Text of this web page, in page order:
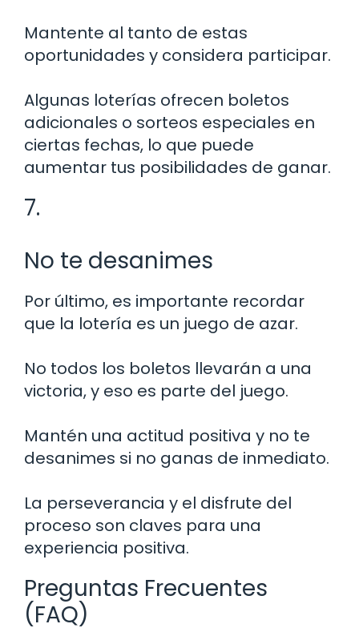
Mantente al tanto de estas
oportunidades y considera participar.
Algunas loterías ofrecen boletos
adicionales o sorteos especiales en
ciertas fechas, lo que puede
aumentar tus posibilidades de ganar.
7.
No te desanimes
Por último, es importante recordar
que la lotería es un juego de azar.
No todos los boletos llevarán a una
victoria, y eso es parte del juego.
Mantén una actitud positiva y no te
desanimes si no ganas de inmediato.
La perseverancia y el disfrute del
proceso son claves para una
experiencia positiva.
Preguntas Frecuentes
(FAQ)